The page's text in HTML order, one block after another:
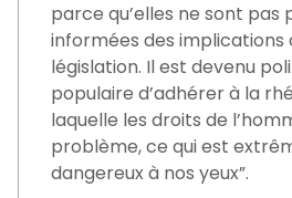
parce qu’elles ne sont pas
informées des
législation. Il est devenu
populaire d’adhérer à la
laquelle les droits de
problème, ce qui est
dangereux à nos yeux”.